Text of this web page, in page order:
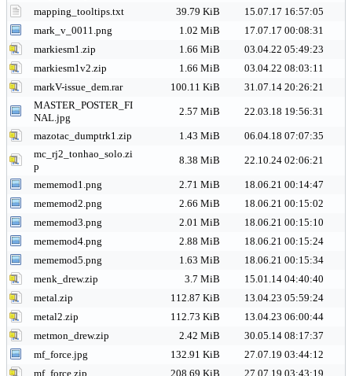
mapping_tooltips.txt 39.79 KiB
15.07.17 16:57:05
mark_v_0011.png
1.02 MiB
17.07.17 00:08:31
markiesm1.zip
1.66 MiB
03.04.22 05:49:23
markiesm1v2.zip
1.66 MiB
03.04.22 08:03:11
markV-issue_dem.rar
100.11 KiB
31.07.14 20:26:21
MASTER_POSTER_FI
NAL.jpg
2.57 MiB 22.03.18 19:56:31
mazotac_dumptrk1.zip 1.43 MiB
06.04.18 07:07:35
mc_rj2_tonhao_solo.zi
p
8.38 MiB 22.10.24 02:06:21
mememod1.png 2.71 MiB
18.06.21 00:14:47
mememod2.png
2.66 MiB
18.06.21 00:15:02
mememod3.png
2.01 MiB
18.06.21 00:15:10
mememod4.png
2.88 MiB
18.06.21 00:15:24
mememod5.png
1.63 MiB
18.06.21 00:15:34
menk_drew.zip
3.7 MiB
15.01.14 04:40:40
metal.zip
112.87 KiB
13.04.23 05:59:24
metal2.zip
112.73 KiB
13.04.23 06:00:44
metmon_drew.zip
2.42 MiB
30.05.14 08:17:37
mf_force.jpg
132.91 KiB
27.07.19 03:44:12
mf_force.zip
208.69 KiB
27.07.19 03:43:19